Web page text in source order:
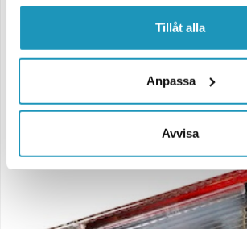
Tillåt alla
Anpassa
Avvisa